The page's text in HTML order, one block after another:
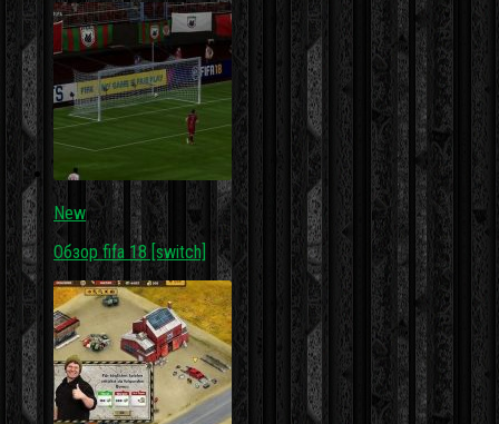
New
Обзор fifa 18 [switch]